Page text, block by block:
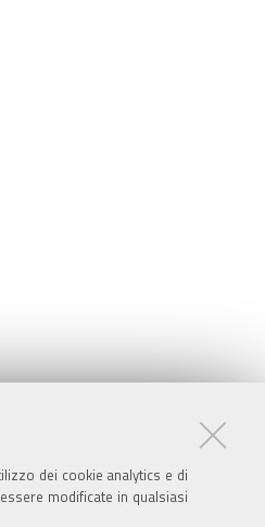
dei cookie analytics e di
modificate in qualsiasi